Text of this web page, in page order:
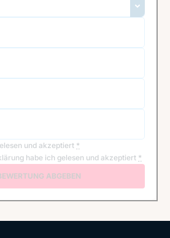
und akzeptiert *
habe ich gelesen und akzeptiert *
ABGEBEN